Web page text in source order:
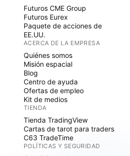
Futuros CME Group
Futuros Eurex
Paquete de acciones de
EE.UU.
ACERCA DE LA EMPRESA
Quiénes somos
Misión espacial
Blog
Centro de ayuda
Ofertas de empleo
Kit de medios
TIENDA
Tienda TradingView
Cartas de tarot para traders
C63 TradeTime
POLÍTICAS Y SEGURIDAD